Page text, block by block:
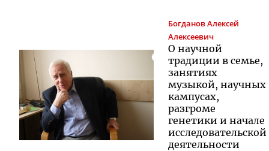
БогдановАлексей
Алексеевич
О научной
традиции в семье,
занятиях
музыкой, научных
кампусах,
разгроме
генетики и начале
исследовательской
деятельности